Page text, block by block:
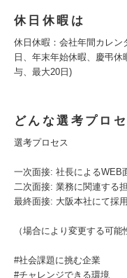
休日休暇は
休日休暇：会社年間カレン
日、年末年始休暇、慶弔
与、最大20日)
どんな選考プロ
選考プロセス
一次面接: 社長によるWEB
二次面接: 業務に関連する
最終面接: 大阪本社にて採
（場合により変更する可能
#社会課題に挑む企業
#チャレンジできる環境